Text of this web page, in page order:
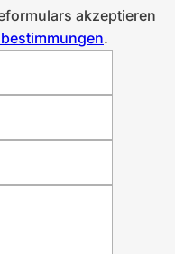
akzeptieren
.